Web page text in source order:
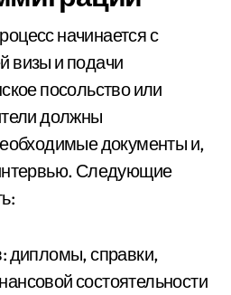
начинается с
визы и подачи
посольство или
должны
документы и,
Следующие
дипломы, справки,
состоятельности